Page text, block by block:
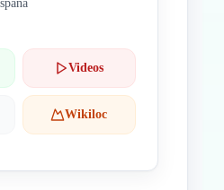
Videos
Wikiloc